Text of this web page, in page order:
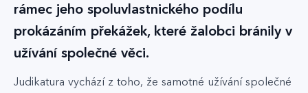
rámec jeho spoluvlastnického podílu
prokázáním překážek, které žalobci bránily v
užívání společné věci.
Judikatura vychází z toho, že samotné užívání společné